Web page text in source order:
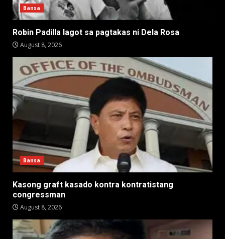
Bansa
Robin Padilla lagot sa pagtakas ni Dela Rosa
August 8, 2026
Bansa
Kasong graft kasado kontra kontratistang
congressman
August 8, 2026